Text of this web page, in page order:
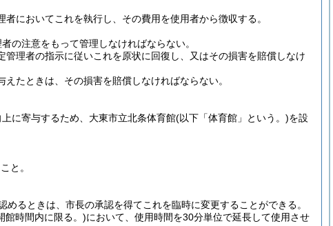
においてこれを執行し、その費用を使用者から徴収する。
の注意をもって管理しなければならない。
理者の指示に従いこれを原状に回復し、又はその損害を賠償しなけ
たときは、その損害を賠償しなければならない。
に寄与するため、大東市立北条体育館(以下「体育館」という。)を設
と。
めるときは、市長の承認を得てこれを臨時に変更することができる。
館時間内に限る。)において、使用時間を30分単位で延長して使用させ